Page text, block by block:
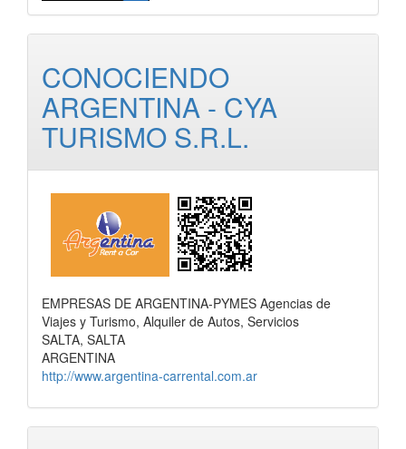
CONOCIENDO
ARGENTINA - CYA
TURISMO S.R.L.
EMPRESAS DE ARGENTINA-PYMES Agencias de
Viajes y Turismo, Alquiler de Autos, Servicios
SALTA, SALTA
ARGENTINA
http://www.argentina-carrental.com.ar